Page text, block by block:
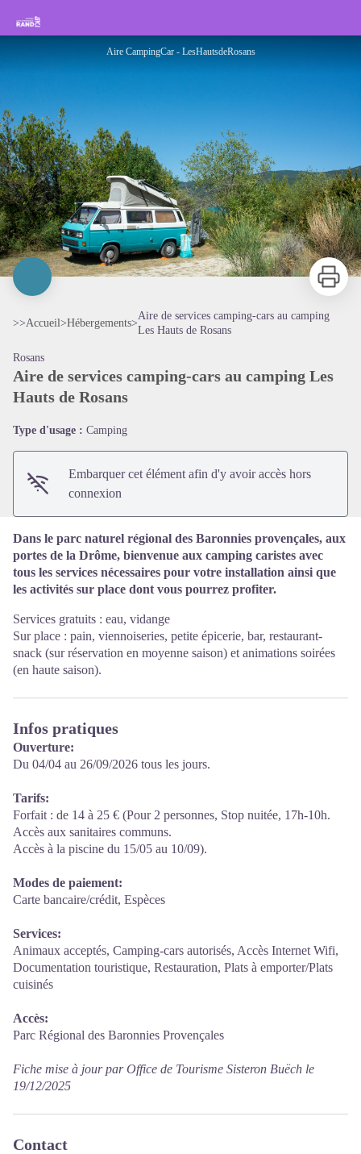
Rando Sisteron Buëch Baronnies Provençales
Aire CampingCar - LesHautsdeRosans
Imprimer
>>Accueil>Hébergements>
Aire de services camping-cars au camping
Les Hauts de Rosans
Rosans
Aire de services camping-cars au camping Les
Hauts de Rosans
Type d'usage : Camping
Embarquer cet élément afin d'y avoir accès hors
connexion
Dans le parc naturel régional des Baronnies provençales, aux
portes de la Drôme, bienvenue aux camping caristes avec
tous les services nécessaires pour votre installation ainsi que
les activités sur place dont vous pourrez profiter.
Services gratuits : eau, vidange
Sur place : pain, viennoiseries, petite épicerie, bar, restaurant-
snack (sur réservation en moyenne saison) et animations soirées
(en haute saison).
Infos pratiques
Ouverture:
Du 04/04 au 26/09/2026 tous les jours.
Tarifs:
Forfait : de 14 à 25 € (Pour 2 personnes, Stop nuitée, 17h-10h.
Accès aux sanitaires communs.
Accès à la piscine du 15/05 au 10/09).
Modes de paiement:
Carte bancaire/crédit, Espèces
Services:
Animaux acceptés, Camping-cars autorisés, Accès Internet Wifi,
Documentation touristique, Restauration, Plats à emporter/Plats
cuisinés
Accès:
Parc Régional des Baronnies Provençales
Fiche mise à jour par Office de Tourisme Sisteron Buëch le
19/12/2025
Contact